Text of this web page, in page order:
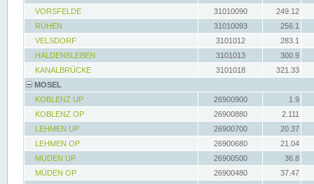
VORSFELDE
31010090
249.12
RÜHEN
31010093
256.1
VELSDORF
3101012
283.1
HALDENSLEBEN
3101013
300.9
KANALBRÜCKE
3101018
321.33
MOSEL
KOBLENZ UP
26900900
1.9
KOBLENZ OP
26900880
2.111
LEHMEN UP
26900700
20.37
LEHMEN OP
26900680
21.04
MÜDEN UP
26900500
36.8
MÜDEN OP
26900480
37.47